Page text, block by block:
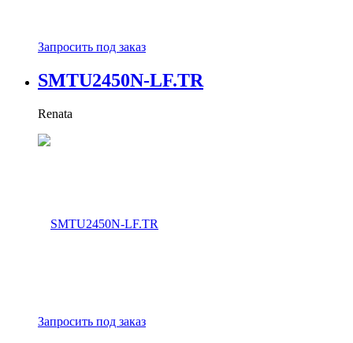
Запросить под заказ
SMTU2450N-LF.TR
Renata
Запросить под заказ